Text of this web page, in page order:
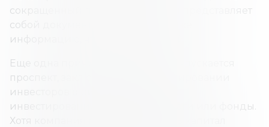
сокращенный проспект, который представляет
собой документ, содержащий ту же
информацию, что и окончательнй.
Еще одна причина, по которой выпускается
проспект, заключается в информировании
инвесторов о рисках, связанных с
инвестированием в ценные бумаги или фонды.
Хотя компания может привлекать капитал